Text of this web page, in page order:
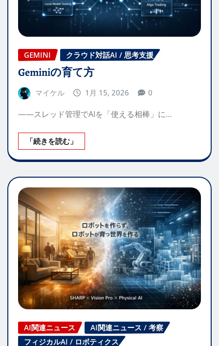
GEMINI クラウド対話AI / 思考支援
Geminiの育て方
マイケル 1月 15, 2026 0
——スレッド管理でAIを「使える相棒」に…
「続きを読む」
AI関連ニュース
AI関連ニュース / 考察
フィジカルAI / ロボティクス